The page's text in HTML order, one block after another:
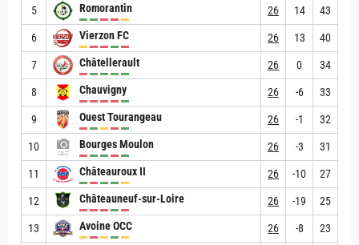
5 Romorantin 26 14 43
6 Vierzon FC 26 13 40
7 Châtellerault 26 0 34
8 Chauvigny 26 -6 33
9 Ouest Tourangeau 26 -1 32
10 Bourges Moulon 26 -3 31
11 Châteauroux II 26 -10 27
12 Châteauneuf-sur-Loire 26 -19 25
13 Avoine OCC 26 -8 23